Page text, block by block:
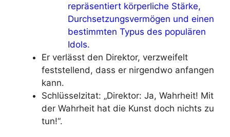
repräsentiert körperliche Stärke,
Durchsetzungsvermögen und einen
bestimmten Typus des populären
Idols.
Er verlässt den Direktor, verzweifelt
feststellend, dass er nirgendwo anfangen
kann.
Schlüsselzitat: „Direktor: Ja, Wahrheit! Mit
der Wahrheit hat die Kunst doch nichts zu
tun!“.